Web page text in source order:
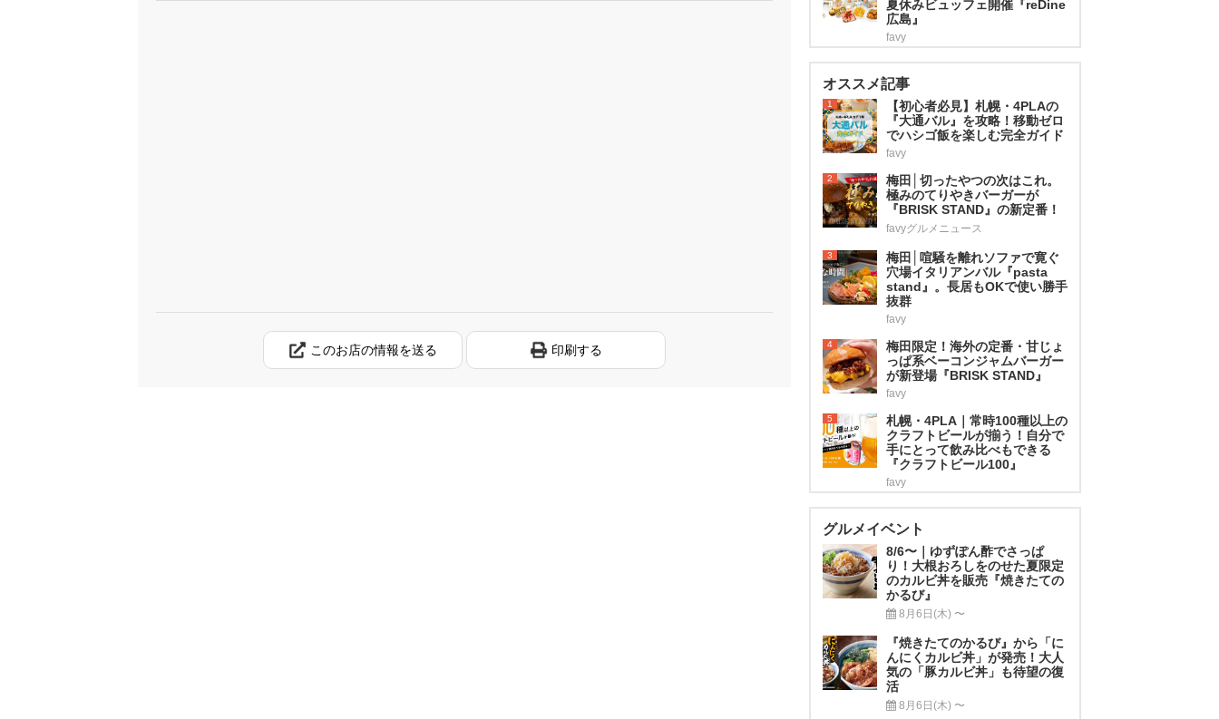
このお店の情報を送る 印刷する
夏休みビュッフェ開催『reDine
広島』
favy
オススメ記事
1
【初心者必見】札幌・4PLAの
『大通バル』を攻略！移動ゼロ
でハシゴ飯を楽しむ完全ガイド
favy
2
梅田│切ったやつの次はこれ。
極みのてりやきバーガーが
『BRISK STAND』の新定番！
favyグルメニュース
3
梅田│喧騒を離れソファで寛ぐ
穴場イタリアンバル『pasta
stand』。長居もOKで使い勝手
抜群
favy
4
梅田限定！海外の定番・甘じょ
っぱ系ベーコンジャムバーガー
が新登場『BRISK STAND』
favy
5
札幌・4PLA｜常時100種以上の
クラフトビールが揃う！自分で
手にとって飲み比べもできる
『クラフトビール100』
favy
グルメイベント
8/6〜｜ゆずぽん酢でさっぱ
り！大根おろしをのせた夏限定
のカルビ丼を販売『焼きたての
かるび』
8月6日(木) 〜
『焼きたてのかるび』から「に
んにくカルビ丼」が発売！大人
気の「豚カルビ丼」も待望の復
活
8月6日(木) 〜